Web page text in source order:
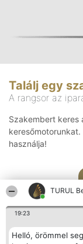
TURUL
19:23
Helló, örömmel
Találj egy
A rangsor az
Szakembert keres
használja!